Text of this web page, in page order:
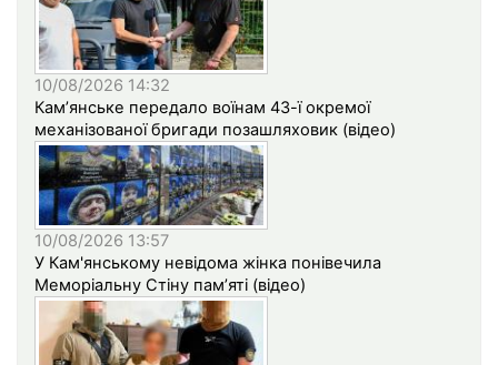
10/08/2026 14:32
Кам’янське передало воїнам 43-ї окремої
механізованої бригади позашляховик (відео)
10/08/2026 13:57
У Кам'янському невідома жінка понівечила
Меморіальну Стіну пам’яті (відео)